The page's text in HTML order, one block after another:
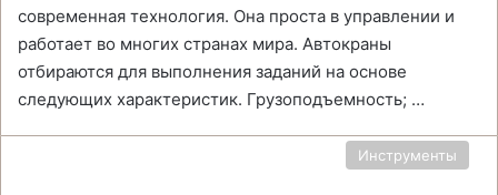
современная технология. Она проста в управлении и
работает во многих странах мира. Автокраны
отбираются для выполнения заданий на основе
следующих характеристик. Грузоподъемность; …
Инструменты